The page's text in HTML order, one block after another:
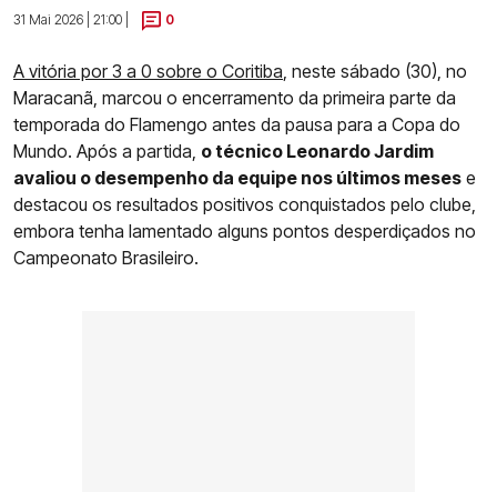
31 Mai 2026 | 21:00 |
0
A vitória por 3 a 0 sobre o Coritiba , neste sábado (30), no
Maracanã, marcou o encerramento da primeira parte da
temporada do Flamengo antes da pausa para a Copa do
Mundo. Após a partida, o técnico Leonardo Jardim
avaliou o desempenho da equipe nos últimos meses e
destacou os resultados positivos conquistados pelo clube,
embora tenha lamentado alguns pontos desperdiçados no
Campeonato Brasileiro.